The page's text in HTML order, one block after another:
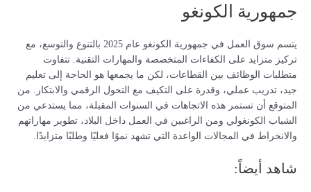
جمهورية الكونغو
يتسم سوق العمل في جمهورية الكونغو عام 2025 بالتنوع والتوسع، مع
تركيز متزايد على الكفاءات المتخصصة والمهارات التقنية. تتفاوت
متطلبات الوظائف بين القطاعات، لكن ما يجمعها هو الحاجة إلى تعليم
جيد، تدريب عملي، وقدرة على التكيف مع التحول الرقمي والابتكار. من
المتوقع أن تستمر هذه الاتجاهات في السنوات المقبلة، مما يستدعي من
الشباب الكونغولي ومن الراغبين في العمل داخل البلاد، تطوير مهاراتهم
والانخراط في المجالات الواعدة التي تشهد نموًا فعليًا وطلبًا متزايدًا.
شاهد أيضاً: